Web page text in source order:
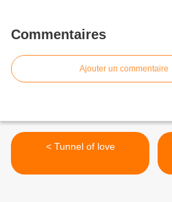
Commentaires
Ajouter un commentaire
< Tunnel of love